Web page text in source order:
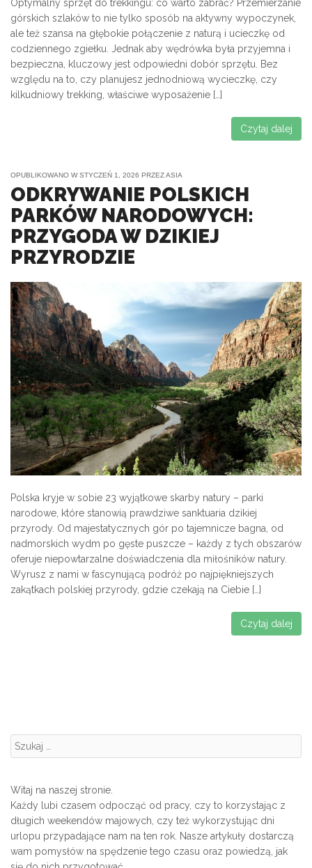
Optymalny sprzęt do trekkingu: co warto zabrać? Przemierzanie
górskich szlaków to nie tylko sposób na aktywny wypoczynek,
ale też szansa na głębokie połączenie z naturą i ucieczkę od
codziennego zgiełku. Jednak aby wędrówka była przyjemna i
bezpieczna, kluczowy jest odpowiedni dobór sprzętu. Bez
względu na to, czy planujesz jednodniową wycieczkę, czy
kilkudniowy trekking, właściwe wyposażenie […]
Czytaj dalej
OPUBLIKOWANO WSTYCZEŃ 1, 2026 PRZEZASIA
ODKRYWANIE POLSKICH
PARKÓW NARODOWYCH:
PRZYGODA W DZIKIEJ
PRZYRODZIE
Polska kryje w sobie 23 wyjątkowe skarby natury – parki
narodowe, które stanowią prawdziwe sanktuaria dzikiej
przyrody. Od majestatycznych gór po tajemnicze bagna, od
nadmorskich wydm po gęste puszcze – każdy z tych obszarów
oferuje niepowtarzalne doświadczenia dla miłośników natury.
Wyrusz z nami w fascynującą podróż po najpiękniejszych
zakątkach polskiej przyrody, gdzie czekają na Ciebie […]
Czytaj dalej
Szukanie:
Witaj na naszej stronie.
Każdy lubi czasem odpocząć od pracy, czy to korzystając z
długich weekendów majowych, czy też wykorzystując dni
urlopu przypadające nam na ten rok. Nasze artykuły dostarczą
wam pomysłów na spędzenie tego czasu oraz powiedzą, jak